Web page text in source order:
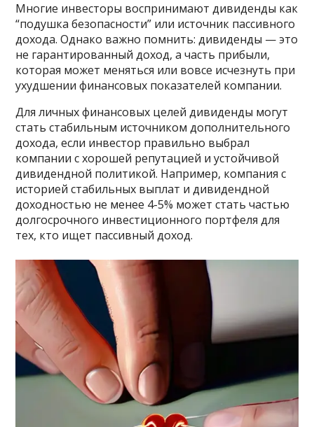
Многие инвесторы воспринимают дивиденды как
“подушка безопасности” или источник пассивного
дохода. Однако важно помнить: дивиденды — это
не гарантированный доход, а часть прибыли,
которая может меняться или вовсе исчезнуть при
ухудшении финансовых показателей компании.
Для личных финансовых целей дивиденды могут
стать стабильным источником дополнительного
дохода, если инвестор правильно выбрал
компании с хорошей репутацией и устойчивой
дивидендной политикой. Например, компания с
историей стабильных выплат и дивидендной
доходностью не менее 4-5% может стать частью
долгосрочного инвестиционного портфеля для
тех, кто ищет пассивный доход.